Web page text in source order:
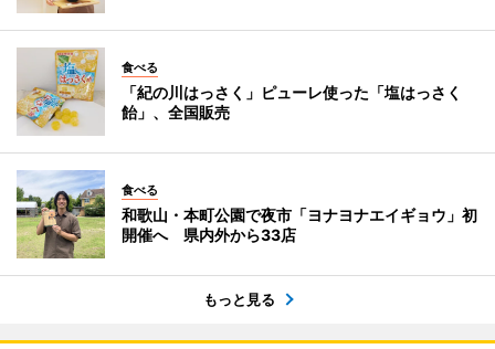
食べる
「紀の川はっさく」ピューレ使った「塩はっさく
飴」、全国販売
食べる
和歌山・本町公園で夜市「ヨナヨナエイギョウ」初
開催へ 県内外から33店
もっと見る